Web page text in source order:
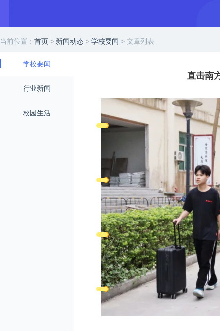
当前位置： 首页 > 新闻动态 > 学校要闻 > 文章列表
学校要闻
行业新闻
校园生活
直击南